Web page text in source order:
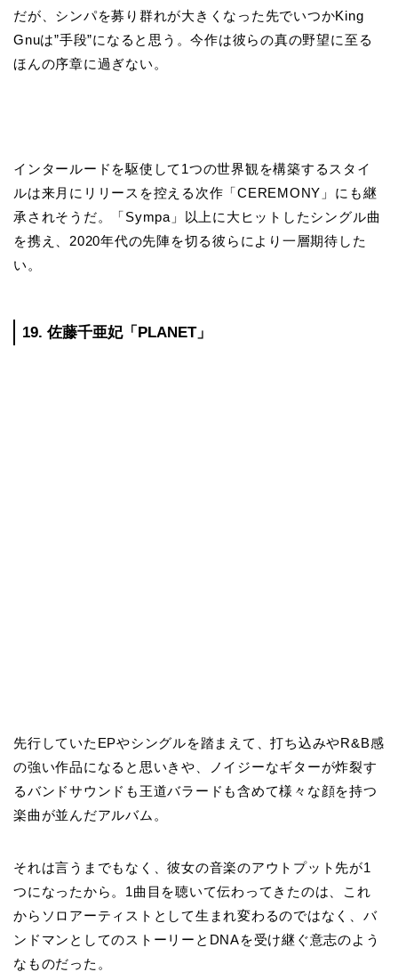
だが、シンパを募り群れが大きくなった先でいつかKing
Gnuは”手段”になると思う。今作は彼らの真の野望に至る
ほんの序章に過ぎない。
インタールードを駆使して1つの世界観を構築するスタイ
ルは来月にリリースを控える次作「CEREMONY」にも継
承されそうだ。「Sympa」以上に大ヒットしたシングル曲
を携え、2020年代の先陣を切る彼らにより一層期待した
い。
19. 佐藤千亜妃「PLANET」
先行していたEPやシングルを踏まえて、打ち込みやR&B感
の強い作品になると思いきや、ノイジーなギターが炸裂す
るバンドサウンドも王道バラードも含めて様々な顔を持つ
楽曲が並んだアルバム。
それは言うまでもなく、彼女の音楽のアウトプット先が1
つになったから。1曲目を聴いて伝わってきたのは、これ
からソロアーティストとして生まれ変わるのではなく、バ
ンドマンとしてのストーリーとDNAを受け継ぐ意志のよう
なものだった。